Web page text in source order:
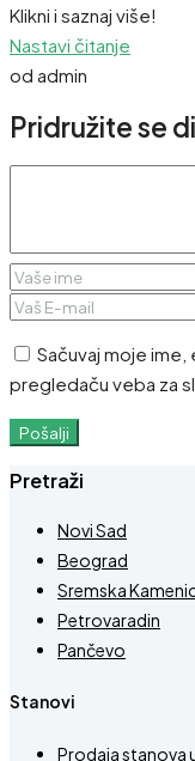
Klikni i saznaj više!
Nastavi čitanje
od admin
Pridružite se
Sačuvaj moje
pregledaču veba za
Pošalji
Pretraži
Novi Sad
Beograd
Sremska
Petrovaradin
Pančevo
Stanovi
Prodaja stanova